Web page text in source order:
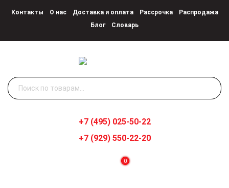
Контакты О нас Доставка и оплата Рассрочка
Распродажа
Блог
Словарь
Искать:
0
+7 (495) 025-50-22
+7 (929) 550-22-20